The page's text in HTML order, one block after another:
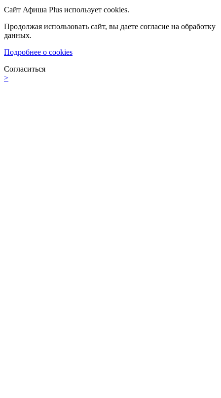
Сайт Афиша Plus использует cookies.
Продолжая использовать сайт, вы даете согласие на обработку
данных.
Подробнее о cookies
Согласиться
>